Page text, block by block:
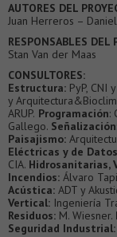
AUTORES DEL
Juan Herreros –
RESPONSABLES DEL
Stan Van der Maas
CONSULTORES:
Estructura: PyP, CNI
y
ARUP. Programación:
Gallego. Señalización
Paisajismo:
Eléctricas y de Datos
CIA. Hidrosanitarias,
Incendios: Álvaro
Acústica: ADT y
Vertical: Ingeniería
Residuos: M. Wiesner.
Seguridad Industrial: